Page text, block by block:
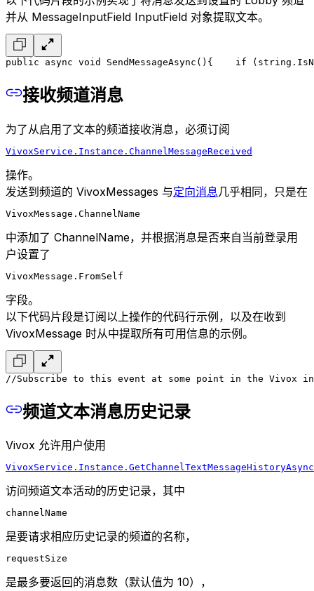
并从 MessageInputField InputField 对象提取文本。
public async void SendMessageAsync() {
if
接收频道消息
为了从启用了文本的频道接收消息，必须订阅
VivoxService.Instance.ChannelMessageReceived
操作。
发送到频道的 VivoxMessages 与定向消息几乎相同，只是在
VivoxMessage.ChannelName
中添加了 ChannelName，并根据消息是否来自当前登录用
户设置了
VivoxMessage.FromSelf
字段。
以下代码片段是订阅以上操作的代码行示例，以及在收到
VivoxMessage 时从中提取所有可用信息的示例。
//Subscribe to this event at some point in the Vivox
频道文本消息历史记录
Vivox 允许用户使用
访问频道文本活动的历史记录，其中
channelName
是要请求相应历史记录的频道的名称，
requestSize
是最多要返回的消息数（默认值为 10），